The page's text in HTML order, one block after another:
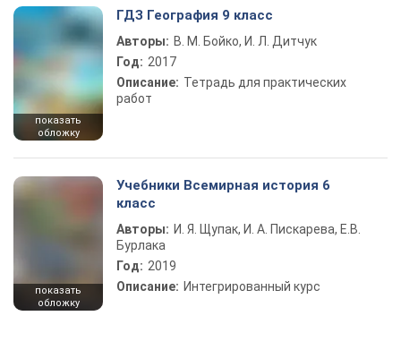
показать
обложку
ГДЗ География 9 класс
Авторы: В. М. Бойко, И. Л. Дитчук
Год: 2017
Описание: Тетрадь для практических
работ
показать
обложку
Учебники Всемирная история 6
класс
Авторы: И. Я. Щупак, И. А. Пискарева, Е.В.
Бурлака
Год: 2019
Описание: Интегрированный курс